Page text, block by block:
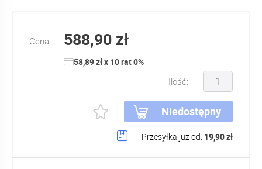
Cena: 588,90 zł
58,89 zł x 10 rat 0%
Ilość:
Niedostępny
Przesyłka już od: 19,90 zł